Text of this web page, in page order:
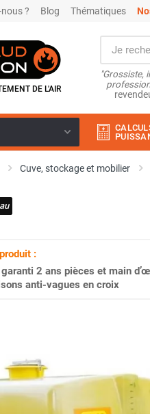
? Blog Thématiques
DE L'AIR
"Grossiste,
et
d'air mobile
Cuve, stockage et mobilier
:
2 ans pièces et main
anti-vagues en croix